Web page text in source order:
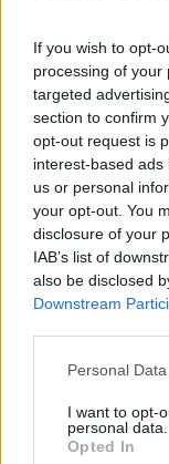
If you wish to opt-
processing of your
targeted
section to confirm
opt-out request is
interest-based
us or personal
your opt-out. You
disclosure of your
IAB’s list of
also be disclosed
Downstream
Personal
I want to opt-
personal data.
Opted In
Airbus
fórumon
stabilizálódott, így
leszállításra
igazgatója pár
fogalmazott,
elmondta, hogy
KEDVES
Az előfizetés a
Portfolio.hu